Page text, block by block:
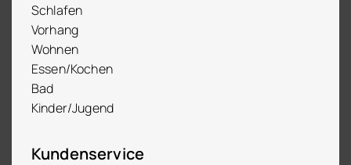
Schlafen
Vorhang
Wohnen
Essen/Kochen
Bad
Kinder/Jugend
Kundenservice